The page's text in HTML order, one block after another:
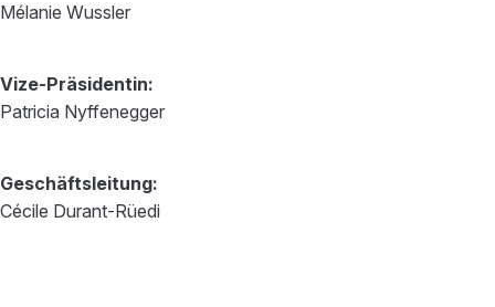
Mélanie Wussler
Vize-Präsidentin:
Patricia Nyffenegger
Geschäftsleitung:
Cécile Durant-Rüedi